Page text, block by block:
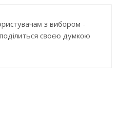
з вибором -
своєю думкою